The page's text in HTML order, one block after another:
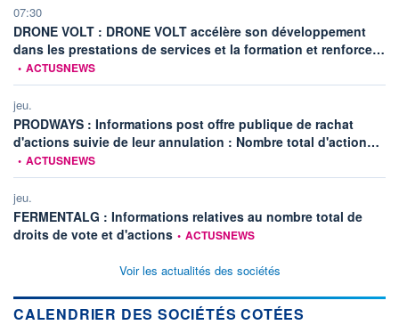
07:30
DRONE VOLT : DRONE VOLT accélère son développement
dans les prestations de services et la formation et renforce…
• ACTUSNEWS
jeu.
PRODWAYS : Informations post offre publique de rachat
d'actions suivie de leur annulation : Nombre total d'action…
• ACTUSNEWS
jeu.
FERMENTALG : Informations relatives au nombre total de
droits de vote et d'actions information fournie par
• ACTUSNEWS
Voir les actualités des sociétés
CALENDRIER DES SOCIÉTÉS COTÉES